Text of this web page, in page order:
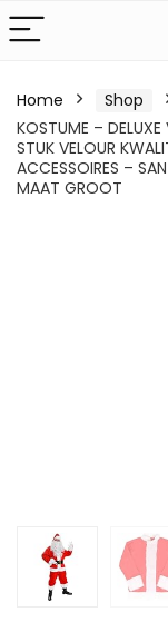
Home Shop
KOSTUME – DELUXE
STUK VELOUR
ACCESSOIRES –
MAAT GROOT